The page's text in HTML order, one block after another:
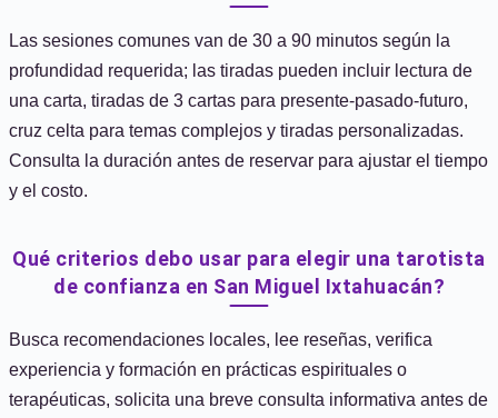
Las sesiones comunes van de 30 a 90 minutos según la
profundidad requerida; las tiradas pueden incluir lectura de
una carta, tiradas de 3 cartas para presente-pasado-futuro,
cruz celta para temas complejos y tiradas personalizadas.
Consulta la duración antes de reservar para ajustar el tiempo
y el costo.
Qué criterios debo usar para elegir una tarotista
de confianza en San Miguel Ixtahuacán?
Busca recomendaciones locales, lee reseñas, verifica
experiencia y formación en prácticas espirituales o
terapéuticas, solicita una breve consulta informativa antes de